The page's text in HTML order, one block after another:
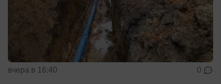
вчера в 16:40 0